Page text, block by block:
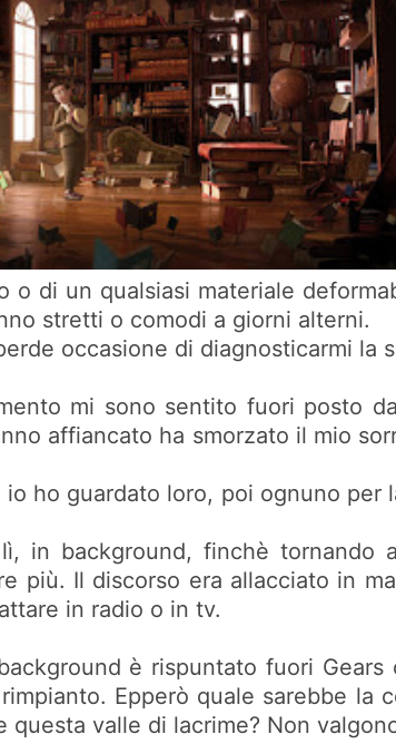
o di un qualsiasi materiale
stretti o comodi a giorni alterni.
occasione di diagnosticarmi la
mi sono sentito fuori posto
affiancato ha smorzato il mio
ho guardato loro, poi ognuno
in background, finchè
più. Il discorso era allacciato in
in radio o in tv.
è rispuntato fuori
Epperò quale sarebbe
questa valle di lacrime? Non